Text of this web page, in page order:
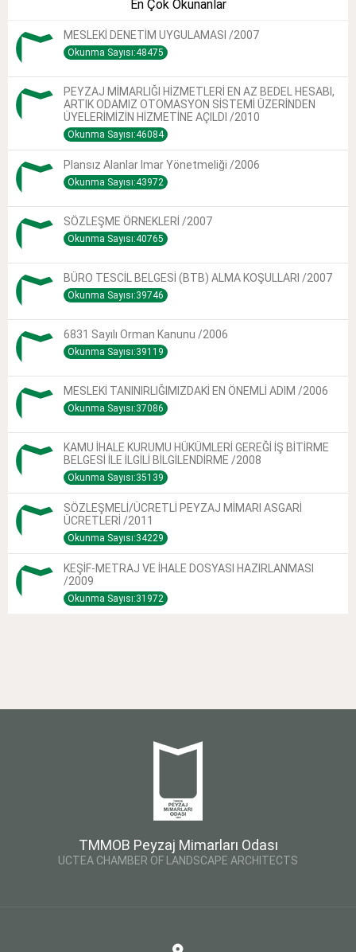
En Çok Okunanlar
MESLEKİ DENETİM UYGULAMASI /2007
Okunma Sayısı:48475
PEYZAJ MİMARLIĞI HİZMETLERİ EN AZ BEDEL HESABI,
ARTIK ODAMIZ OTOMASYON SİSTEMİ ÜZERİNDEN
ÜYELERİMİZİN HİZMETİNE AÇILDI /2010
Okunma Sayısı:46084
Plansız Alanlar Imar Yönetmeliği /2006
Okunma Sayısı:43972
SÖZLEŞME ÖRNEKLERİ /2007
Okunma Sayısı:40765
BÜRO TESCİL BELGESİ (BTB) ALMA KOŞULLARI /2007
Okunma Sayısı:39746
6831 Sayılı Orman Kanunu /2006
Okunma Sayısı:39119
MESLEKİ TANINIRLIĞIMIZDAKİ EN ÖNEMLİ ADIM /2006
Okunma Sayısı:37086
KAMU İHALE KURUMU HÜKÜMLERİ GEREĞİ İŞ BİTİRME
BELGESİ İLE İLGİLİ BİLGİLENDİRME /2008
Okunma Sayısı:35139
SÖZLEŞMELİ/ÜCRETLİ PEYZAJ MİMARI ASGARİ
ÜCRETLERİ /2011
Okunma Sayısı:34229
KEŞİF-METRAJ VE İHALE DOSYASI HAZIRLANMASI
/2009
Okunma Sayısı:31972
TMMOB Peyzaj Mimarları Odası
UCTEA CHAMBER OF LANDSCAPE ARCHITECTS